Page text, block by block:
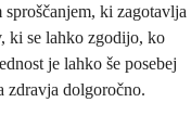
ki zagotavlja
ki se lahko zgodijo, ko
je lahko še posebej
zdravja dolgoročno.